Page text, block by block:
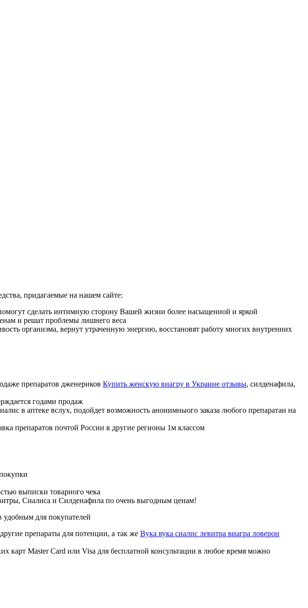
придагаемые на нашем сайте:
сделать интимную сторону Вашей жизни более насыщенной и яркой
и решат проблемы лишнего веса
организма, вернут утраченную энергию, восстановят работу многих внутренних
препаратов дженериков Купить женскую виагру в Украине отзывы, силденафила,
годами продаж
в аптеке вслух, подойдет возможность анонимныого заказа любого препаратан на
препаратов почтой России в другие регионы 1м классом
выписки товарного чека
Сиалиса и Силденафила по очень выгодным ценам!
для покупателей
препараты для потенции, а так же Вука вука сиалис левитра виагра ловерон
карт Master Card или Visa для бесплатной консультации в любое время можно